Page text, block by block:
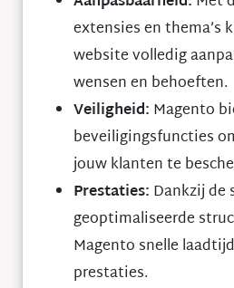
extensies en thema’s
website volledig
wensen en behoeften.
Veiligheid: Magento
beveiligingsfuncties
jouw klanten te
Prestaties: Dankzij de
geoptimaliseerde
Magento snelle
prestaties.